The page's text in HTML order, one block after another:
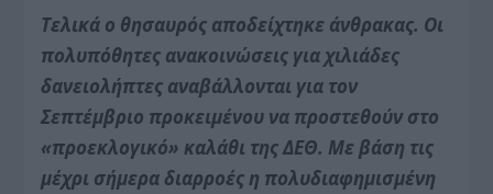
Τελικά ο θησαυρός αποδείχτηκε άνθρακας. Οι
πολυπόθητες ανακοινώσεις για χιλιάδες
δανειολήπτες αναβάλλονται για τον
Σεπτέμβριο προκειμένου να προστεθούν στο
«προεκλογικό» καλάθι της ΔΕΘ. Με βάση τις
μέχρι σήμερα διαρροές η πολυδιαφημισμένη